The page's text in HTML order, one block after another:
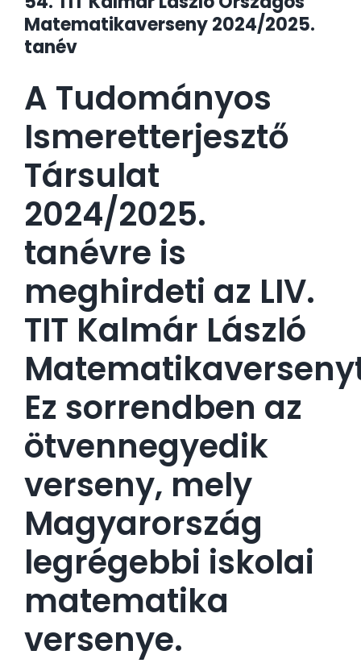
Matematikaverseny 2024/2025.
tanév
A Tudományos
Ismeretterjesztő
Társulat
2024/2025.
tanévre is
meghirdeti az LIV.
TIT Kalmár László
Ez sorrendben az
ötvennegyedik
verseny, mely
Magyarország
legrégebbi iskolai
matematika
versenye.